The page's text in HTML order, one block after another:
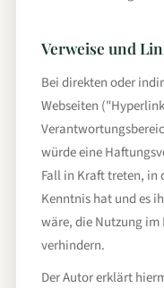
Verweise und
Bei direkten oder
Webseiten
würde eine
Fall in Kraft treten, in
Kenntnis hat und es
wäre, die Nutzung
verhindern.
Der Autor erklärt